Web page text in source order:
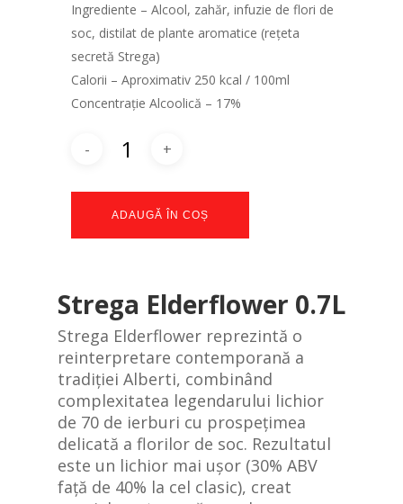
Ingrediente – Alcool, zahăr, infuzie de flori de
soc, distilat de plante aromatice (rețeta
secretă Strega)
Calorii – Aproximativ 250 kcal / 100ml
Concentrație Alcoolică – 17%
ADAUGĂ ÎN COȘ
Strega Elderflower 0.7L
Strega Elderflower reprezintă o
reinterpretare contemporană a
tradiției Alberti, combinând
complexitatea legendarului lichior
de 70 de ierburi cu prospețimea
delicată a florilor de soc. Rezultatul
este un lichior mai ușor (30% ABV
față de 40% la cel clasic), creat